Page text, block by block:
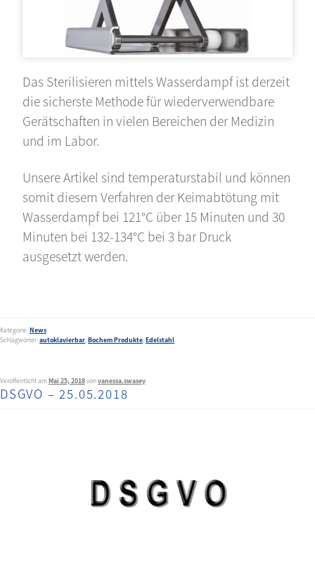
Das Sterilisieren mittels Wasserdampf ist derzeit
die sicherste Methode für wiederverwendbare
Gerätschaften in vielen Bereichen der Medizin
und im Labor.
Unsere Artikel sind temperaturstabil und können
somit diesem Verfahren der Keimabtötung mit
Wasserdampf bei 121°C über 15 Minuten und 30
Minuten bei 132-134°C bei 3 bar Druck
ausgesetzt werden.
Kategorie:News
Schlagwörter:autoklavierbar,Bochem Produkte,Edelstahl
Veröffentlicht am Mai 25, 2018vonvanessa.swasey
DSGVO – 25.05.2018